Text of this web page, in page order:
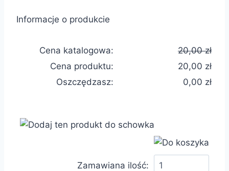
Informacje o produkcie
Cena katalogowa:
20,00 zł
Cena produktu:
20,00 zł
Oszczędzasz:
0,00 zł
Zamawiana ilość: